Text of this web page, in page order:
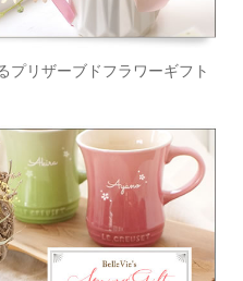
リザーブドフラワーギフト